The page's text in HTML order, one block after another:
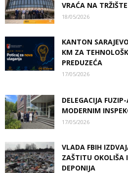
VRAĆA NA
18/05/2026
KANTON
KM ZA
PREDUZEĆA
17/05/2026
DELEGACIJA
MODERNIM
17/05/2026
VLADA FBIH
ZAŠTITU OKOLIŠA
DEPONIJA